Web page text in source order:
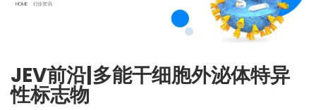
HOME 行业资讯
JEV前沿|多能干细胞外泌体特异
性标志物